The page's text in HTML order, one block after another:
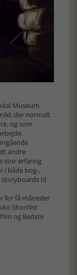
Museum
der normalt
og som
andre
stor erfaring
i både bog-,
til
for få måneder
Shortlist
og Bedste